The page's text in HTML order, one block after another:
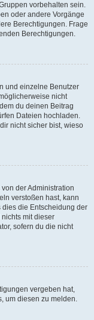
vorbehalten sein.
oder andere Vorgänge
Berechtigungen. Frage
Berechtigungen.
und einzelne Benutzer
nicht
du deinen Beitrag
Dateien hochladen.
nicht sicher bist, wieso
der Administration
verstoßen hast, kann
die Entscheidung der
mit dieser
sofern du die nicht
vergeben hat,
um diesen zu melden.